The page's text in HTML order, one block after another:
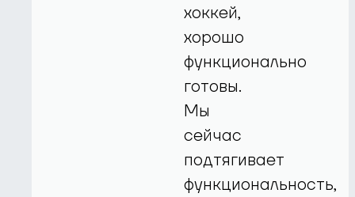
хоккей,
хорошо
функционально
готовы.
Мы
сейчас
подтягивает
функциональность,